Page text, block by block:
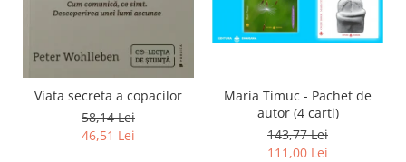
Viata secreta a copacilor
58,14 Lei
46,51 Lei
Maria Timuc - Pachet de
autor (4 carti)
143,77 Lei
111,00 Lei